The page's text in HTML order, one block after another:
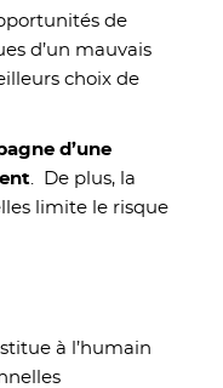
de
d’un mauvais
choix de
d’une
. De plus, la
limite le risque
à l’humain